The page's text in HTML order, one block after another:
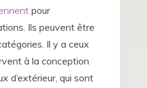
pour
Ils peuvent être
Il y a ceux
à la conception
d’extérieur, qui sont